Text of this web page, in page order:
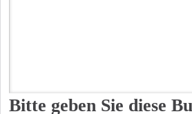
Bitte geben Sie diese